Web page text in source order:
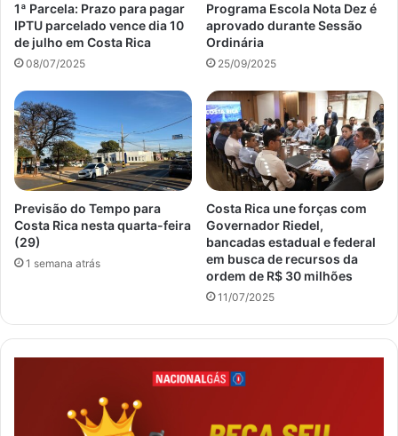
1ª Parcela: Prazo para pagar
IPTU parcelado vence dia 10
de julho em Costa Rica
08/07/2025
Programa Escola Nota Dez é
aprovado durante Sessão
Ordinária
25/09/2025
Previsão do Tempo para
Costa Rica nesta quarta-feira
(29)
1 semana atrás
Costa Rica une forças com
Governador Riedel,
bancadas estadual e federal
em busca de recursos da
ordem de R$ 30 milhões
11/07/2025